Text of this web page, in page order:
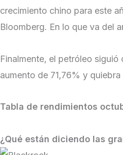
crecimiento chino para este
Bloomberg. En lo que va del
Finalmente, el petróleo
aumento de 71,76% y
Tabla de rendimientos
¿Qué están diciendo las